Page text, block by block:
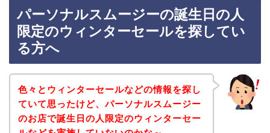
パーソナルスムージーの誕生日の人
限定のウィンターセールを探してい
る方へ
色々とウィンターセールなどの情報を探し
ていて思ったけど、パーソナルスムージー
のお店で誕生日の人限定のウィンターセー